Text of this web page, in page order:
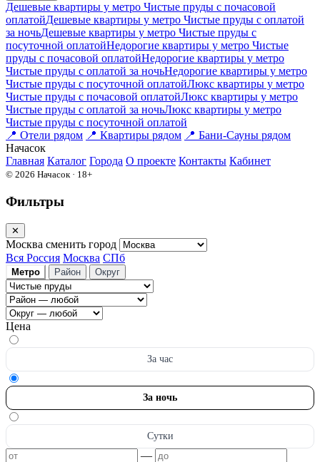
Дешевые квартиры у метро Чистые пруды c почасовой
оплатойДешевые квартиры у метро Чистые пруды с оплатой
за ночьДешевые квартиры у метро Чистые пруды c
посуточной оплатойНедорогие квартиры у метро Чистые
пруды c почасовой оплатойНедорогие квартиры у метро
Чистые пруды с оплатой за ночьНедорогие квартиры у метро
Чистые пруды c посуточной оплатойЛюкс квартиры у метро
Чистые пруды c почасовой оплатойЛюкс квартиры у метро
Чистые пруды с оплатой за ночьЛюкс квартиры у метро
Чистые пруды c посуточной оплатой
📍 Отели рядом 📍 Квартиры рядом 📍 Бани-Сауны рядом
Начасок
Главная Каталог Города О проекте Контакты Кабинет
© 2026 Начасок · 18+
Фильтры
✕
Москва сменить город
Вся Россия Москва СПб
Метро Район Округ
Цена
За час
За ночь
Сутки
—